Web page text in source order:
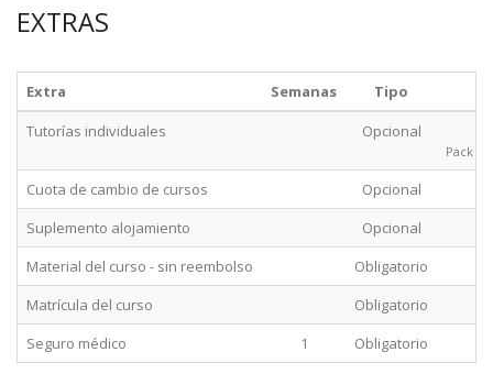
EXTRAS
Extra Semanas
Tipo
Tutorías individuales
Opcional
Pack
Cuota de cambio de cursos
Opcional
Suplemento alojamiento
Opcional
Material del curso - sin reembolso
Obligatorio
Matrícula del curso
Obligatorio
Seguro médico
1 Obligatorio